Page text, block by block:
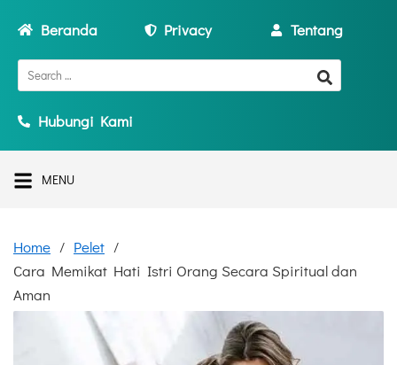
Beranda Privacy Tentang
Hubungi Kami
MENU
Home
Pelet
Cara Memikat Hati Istri Orang Secara Spiritual dan
Aman